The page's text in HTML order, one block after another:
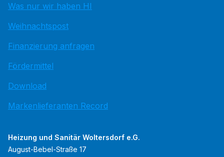
Was nur wir haben HI
Weihnachtspost
Finanzierung anfragen
Fördermittel
Download
Markenlieferanten Record
Heizung und Sanitär Woltersdorf e.G.
August-Bebel-Straße 17